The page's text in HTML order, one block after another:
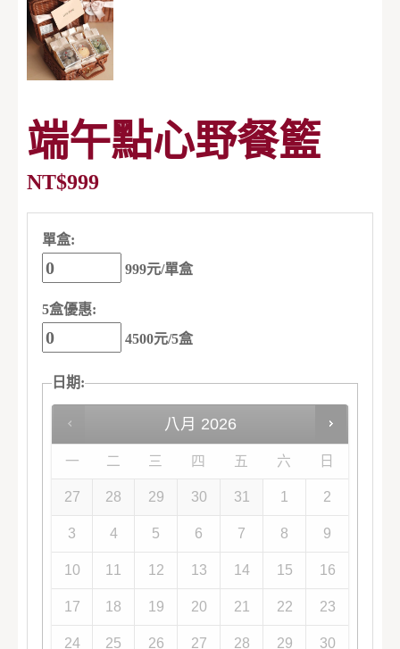
端午點心野餐籃
NT$999
單盒:
999元/單盒
5盒優惠:
4500元/5盒
日期:
八月 2026
一 二 三 四 五 六 日
27 28 29 30 31 1 2
3 4 5 6 7 8 9
10 11 12 13 14 15 16
17 18 19 20 21 22 23
24 25 26 27 28 29 30